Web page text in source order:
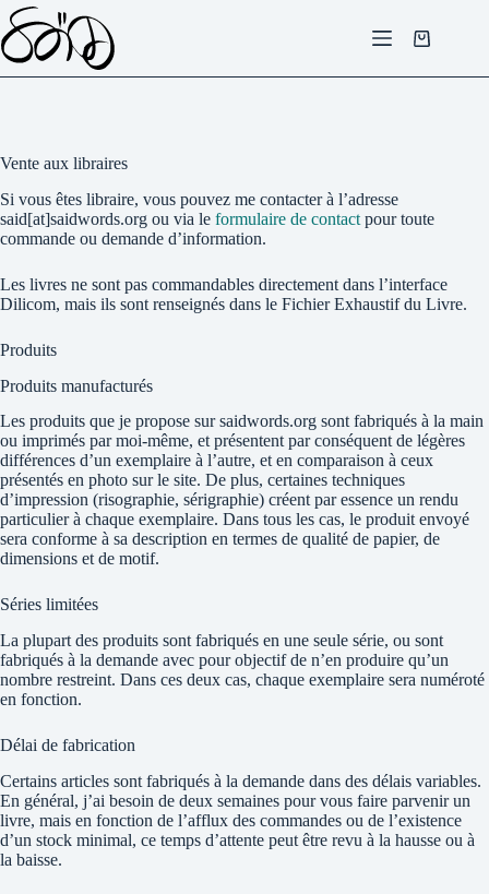
Passer
au
contenu
Panier
Vente aux libraires
Si vous êtes libraire, vous pouvez me contacter à l’adresse
said[at]saidwords.org ou via le formulaire de contact pour toute
commande ou demande d’information.
Les livres ne sont pas commandables directement dans l’interface
Dilicom, mais ils sont renseignés dans le Fichier Exhaustif du Livre.
Produits
Produits manufacturés
Les produits que je propose sur saidwords.org sont fabriqués à la main
ou imprimés par moi-même, et présentent par conséquent de légères
différences d’un exemplaire à l’autre, et en comparaison à ceux
présentés en photo sur le site. De plus, certaines techniques
d’impression (risographie, sérigraphie) créent par essence un rendu
particulier à chaque exemplaire. Dans tous les cas, le produit envoyé
sera conforme à sa description en termes de qualité de papier, de
dimensions et de motif.
Séries limitées
La plupart des produits sont fabriqués en une seule série, ou sont
fabriqués à la demande avec pour objectif de n’en produire qu’un
nombre restreint. Dans ces deux cas, chaque exemplaire sera numéroté
en fonction.
Délai de fabrication
Certains articles sont fabriqués à la demande dans des délais variables.
En général, j’ai besoin de deux semaines pour vous faire parvenir un
livre, mais en fonction de l’afflux des commandes ou de l’existence
d’un stock minimal, ce temps d’attente peut être revu à la hausse ou à
la baisse.